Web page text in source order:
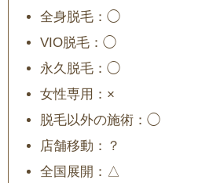
全身脱毛：◯
VIO脱毛：◯
永久脱毛：◯
女性専用：×
脱毛以外の施術：◯
店舗移動：？
全国展開：△